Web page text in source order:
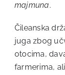
majmuna.
Čileanska
juga zbog
otocima,
farmerima,